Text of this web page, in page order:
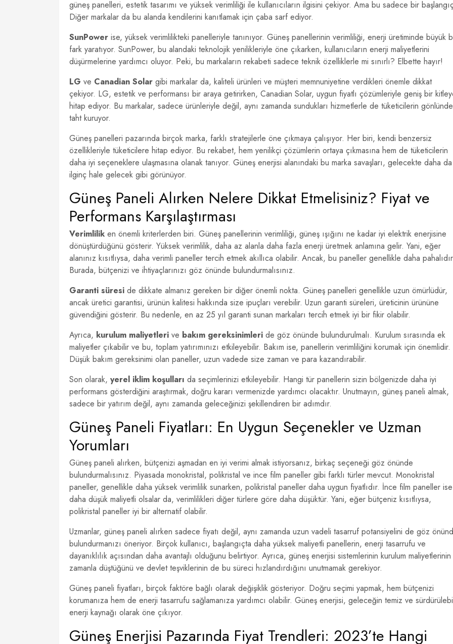
güneş panelleri, estetik tasarımı ve yüksek verimliliği ile kullanıcıların ilgisini çekiyor. Ama bu sadece bir
Diğer markalar da bu alanda kendilerini kanıtlamak için çaba sarf ediyor.
SunPower ise, yüksek verimlilikteki panelleriyle tanınıyor. Güneş panellerinin verimliliği, enerji üretiminde büyük
fark yaratıyor. SunPower, bu alandaki teknolojik yenilikleriyle öne çıkarken, kullanıcıların enerji maliyetlerini
düşürmelerine yardımcı oluyor. Peki, bu markaların rekabeti sadece teknik özelliklerle mi sınırlı? Elbette hayır!
LG ve Canadian Solar gibi markalar da, kaliteli ürünleri ve müşteri memnuniyetine verdikleri önemle dikkat
çekiyor. LG, estetik ve performansı bir araya getirirken, Canadian Solar, uygun fiyatlı çözümleriyle geniş bir
hitap ediyor. Bu markalar, sadece ürünleriyle değil, aynı zamanda sundukları hizmetlerle de tüketicilerin gönlünde
taht kuruyor.
Güneş panelleri pazarında birçok marka, farklı stratejilerle öne çıkmaya çalışıyor. Her biri, kendi benzersiz
özellikleriyle tüketicilere hitap ediyor. Bu rekabet, hem yenilikçi çözümlerin ortaya çıkmasına hem de tüketicilerin
daha iyi seçeneklere ulaşmasına olanak tanıyor. Güneş enerjisi alanındaki bu marka savaşları, gelecekte daha da
ilginç hale gelecek gibi görünüyor.
Güneş Paneli Alırken Nelere Dikkat Etmelisiniz? Fiyat ve
Performans Karşılaştırması
Verimlilik en önemli kriterlerden biri. Güneş panellerinin verimliliği, güneş ışığını ne kadar iyi elektrik enerjisine
dönüştürdüğünü gösterir. Yüksek verimlilik, daha az alanla daha fazla enerji üretmek anlamına gelir. Yani, eğer
alanınız kısıtlıysa, daha verimli paneller tercih etmek akıllıca olabilir. Ancak, bu paneller genellikle daha
Burada, bütçenizi ve ihtiyaçlarınızı göz önünde bulundurmalısınız.
Garanti süresi de dikkate almanız gereken bir diğer önemli nokta. Güneş panelleri genellikle uzun ömürlüdür,
ancak üretici garantisi, ürünün kalitesi hakkında size ipuçları verebilir. Uzun garanti süreleri, üreticinin ürününe
güvendiğini gösterir. Bu nedenle, en az 25 yıl garanti sunan markaları tercih etmek iyi bir fikir olabilir.
Ayrıca, kurulum maliyetleri ve bakım gereksinimleri de göz önünde bulundurulmalı. Kurulum sırasında ek
maliyetler çıkabilir ve bu, toplam yatırımınızı etkileyebilir. Bakım ise, panellerin verimliliğini korumak için önemlidir.
Düşük bakım gereksinimi olan paneller, uzun vadede size zaman ve para kazandırabilir.
Son olarak, yerel iklim koşulları da seçimlerinizi etkileyebilir. Hangi tür panellerin sizin bölgenizde daha iyi
performans gösterdiğini araştırmak, doğru kararı vermenizde yardımcı olacaktır. Unutmayın, güneş paneli almak,
sadece bir yatırım değil, aynı zamanda geleceğinizi şekillendiren bir adımdır.
Güneş Paneli Fiyatları: En Uygun Seçenekler ve Uzman
Yorumları
Güneş paneli alırken, bütçenizi aşmadan en iyi verimi almak istiyorsanız, birkaç seçeneği göz önünde
bulundurmalısınız. Piyasada monokristal, polikristal ve ince film paneller gibi farklı türler mevcut. Monokristal
paneller, genellikle daha yüksek verimlilik sunarken, polikristal paneller daha uygun fiyatlıdır. İnce film paneller ise
daha düşük maliyetli olsalar da, verimlilikleri diğer türlere göre daha düşüktür. Yani, eğer bütçeniz kısıtlıysa,
polikristal paneller iyi bir alternatif olabilir.
Uzmanlar, güneş paneli alırken sadece fiyatı değil, aynı zamanda uzun vadeli tasarruf potansiyelini de göz
bulundurmanızı öneriyor. Birçok kullanıcı, başlangıçta daha yüksek maliyetli panellerin, enerji tasarrufu ve
dayanıklılık açısından daha avantajlı olduğunu belirtiyor. Ayrıca, güneş enerjisi sistemlerinin kurulum maliyetlerinin
zamanla düştüğünü ve devlet teşviklerinin de bu süreci hızlandırdığını unutmamak gerekiyor.
Güneş paneli fiyatları, birçok faktöre bağlı olarak değişiklik gösteriyor. Doğru seçimi yapmak, hem bütçenizi
korumanıza hem de enerji tasarrufu sağlamanıza yardımcı olabilir. Güneş enerjisi, geleceğin temiz ve
enerji kaynağı olarak öne çıkıyor.
Güneş Enerjisi Pazarında Fiyat Trendleri: 2023’te Hangi